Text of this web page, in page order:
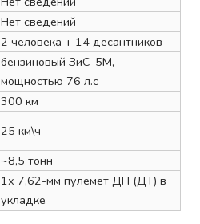
Нет сведений
2 человека + 14 десантников
бензиновый ЗиС-5М,
мощностью 76 л.с
300 км
25 км\ч
~8,5 тонн
1х 7,62-мм пулемет ДП (ДТ) в
укладке